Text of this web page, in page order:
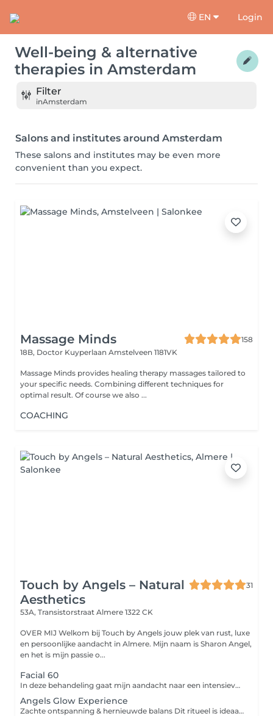
EN Login
Well-being & alternative
therapies in Amsterdam
Filter
inAmsterdam
Salons and institutes around Amsterdam
These salons and institutes may be even more
convenient than you expect.
Massage Minds
158
18B, Doctor Kuyperlaan Amstelveen 1181VK
Massage Minds provides healing therapy massages tailored to
your specific needs. Combining different techniques for
optimal result. Of course we also ...
COACHING
Touch by Angels – Natural
Aesthetics
31
53A, Transistorstraat Almere 1322 CK
OVER MIJ Welkom bij Touch by Angels jouw plek van rust, luxe
en persoonlijke aandacht in Almere. Mijn naam is Sharon Angel,
en het is mijn passie o...
Facial 60
In deze behandeling gaat mijn aandacht naar een intensieve reiniging van uw huid, algoderm met esserine, peeling, serum, masker en dagcrème aangepast aan uw huid. Deze behandeling is ook geschikt voor jeugd met acne, de mannenhuid icm met licht therapie. Losse Elementen kunnen extra bijgeboekt worden!
Angels Glow Experience
Zachte ontspanning & hernieuwde balans Dit ritueel is ideaal als kennismaking of wanneer je behoefte hebt aan rust en opladen. Een liefdevolle behandeling die helpt vertragen en opnieuw verbinden met jezelf. Wat je kunt verwachten Persoonlijke intake & intuïtieve afstemming Keuze uit één behandeling: Gezichtsbehandeling Ontspanningsmassage Hotstone rugmassage Zachte energetische ontspanning Kalmerende lichttherapie Verzorging afgestemd op jouw huid en energie Voor wie Voor wie ontspanning zoekt, stress wil loslaten en de huid wil ondersteunen zonder intensieve prikkels. Resultaat Een frisse huid, diepe ontspanning en innerlijke rust. Ook als abonnement Deze behandeling is ook mogelijk in abonnement. Bij 2× per maand bespaar je €31 per maand en ervaar je structurele ontspanning. Abonnement is voor 6 maanden